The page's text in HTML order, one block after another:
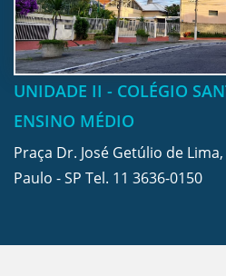
UNIDADE II - COLÉGIO
ENSINO MÉDIO
Praça Dr. José Getúlio de
Paulo - SP Tel. 11 3636-0150